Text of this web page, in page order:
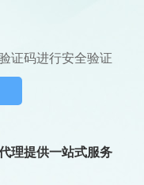
证码进行安全验证
理提供一站式服务